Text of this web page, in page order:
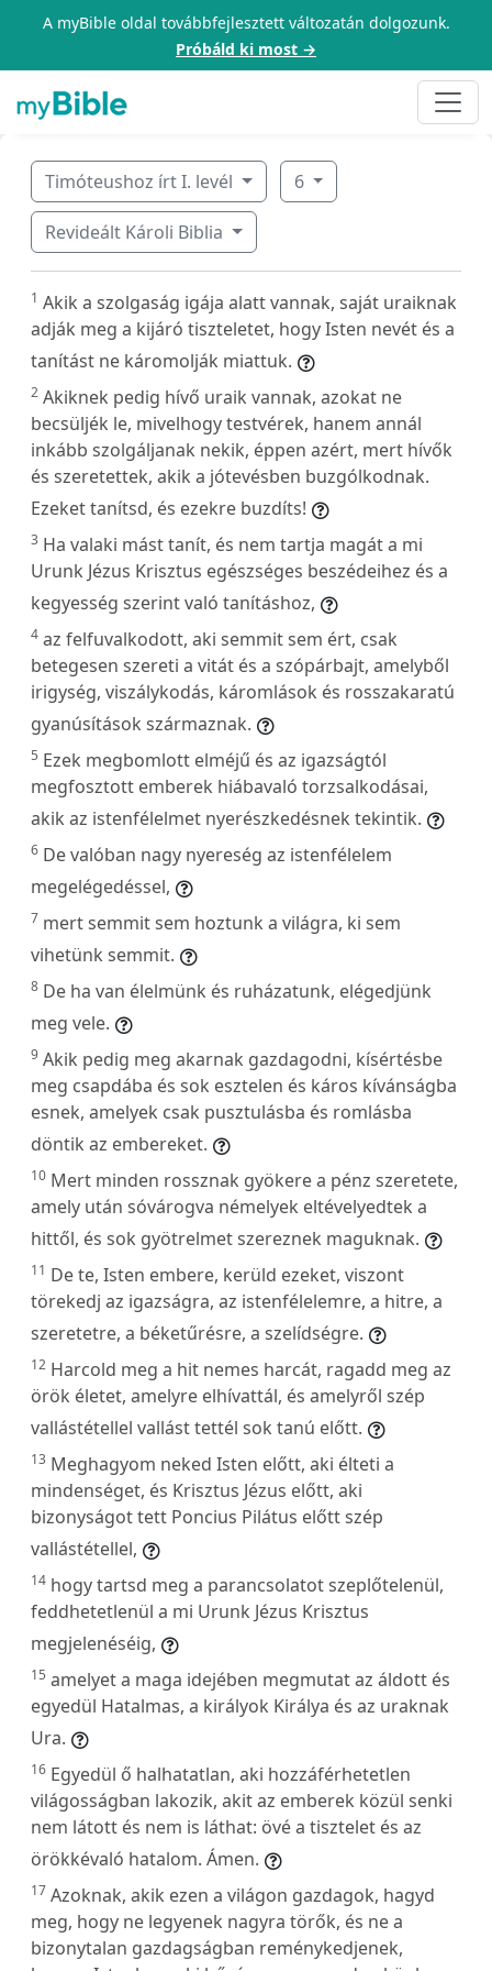
A myBible oldal továbbfejlesztett változatán dolgozunk.
Próbáld ki most →
Timóteushoz írt I. levél 6
Revideált Károli Biblia
1 Akik a szolgaság igája alatt vannak, saját uraiknak
adják meg a kijáró tiszteletet, hogy Isten nevét és a
tanítást ne káromolják miattuk.
2 Akiknek pedig hívő uraik vannak, azokat ne
becsüljék le, mivelhogy testvérek, hanem annál
inkább szolgáljanak nekik, éppen azért, mert hívők
és szeretettek, akik a jótevésben buzgólkodnak.
Ezeket tanítsd, és ezekre buzdíts!
3 Ha valaki mást tanít, és nem tartja magát a mi
Urunk Jézus Krisztus egészséges beszédeihez és a
kegyesség szerint való tanításhoz,
4 az felfuvalkodott, aki semmit sem ért, csak
betegesen szereti a vitát és a szópárbajt, amelyből
irigység, viszálykodás, káromlások és rosszakaratú
gyanúsítások származnak.
5 Ezek megbomlott elméjű és az igazságtól
megfosztott emberek hiábavaló torzsalkodásai,
akik az istenfélelmet nyerészkedésnek tekintik.
6 De valóban nagy nyereség az istenfélelem
megelégedéssel,
7 mert semmit sem hoztunk a világra, ki sem
vihetünk semmit.
8 De ha van élelmünk és ruházatunk, elégedjünk
meg vele.
9 Akik pedig meg akarnak gazdagodni, kísértésbe
meg csapdába és sok esztelen és káros kívánságba
esnek, amelyek csak pusztulásba és romlásba
döntik az embereket.
10 Mert minden rossznak gyökere a pénz szeretete,
amely után sóvárogva némelyek eltévelyedtek a
hittől, és sok gyötrelmet szereznek maguknak.
11 De te, Isten embere, kerüld ezeket, viszont
törekedj az igazságra, az istenfélelemre, a hitre, a
szeretetre, a béketűrésre, a szelídségre.
12 Harcold meg a hit nemes harcát, ragadd meg az
örök életet, amelyre elhívattál, és amelyről szép
vallástétellel vallást tettél sok tanú előtt.
13 Meghagyom neked Isten előtt, aki élteti a
mindenséget, és Krisztus Jézus előtt, aki
bizonyságot tett Poncius Pilátus előtt szép
vallástétellel,
14 hogy tartsd meg a parancsolatot szeplőtelenül,
feddhetetlenül a mi Urunk Jézus Krisztus
megjelenéséig,
15 amelyet a maga idejében megmutat az áldott és
egyedül Hatalmas, a királyok Királya és az uraknak
Ura.
16 Egyedül ő halhatatlan, aki hozzáférhetetlen
világosságban lakozik, akit az emberek közül senki
nem látott és nem is láthat: övé a tisztelet és az
örökkévaló hatalom. Ámen.
17 Azoknak, akik ezen a világon gazdagok, hagyd
meg, hogy ne legyenek nagyra törők, és ne a
bizonytalan gazdagságban reménykedjenek,